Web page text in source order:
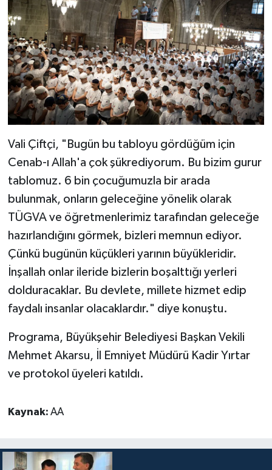
Vali Çiftçi, "Bugün bu tabloyu gördüğüm için
Cenab-ı Allah'a çok şükrediyorum. Bu bizim gurur
tablomuz. 6 bin çocuğumuzla bir arada
bulunmak, onların geleceğine yönelik olarak
TÜGVA ve öğretmenlerimiz tarafından geleceğe
hazırlandığını görmek, bizleri memnun ediyor.
Çünkü bugünün küçükleri yarının büyükleridir.
İnşallah onlar ileride bizlerin boşalttığı yerleri
dolduracaklar. Bu devlete, millete hizmet edip
faydalı insanlar olacaklardır." diye konuştu.
Programa, Büyükşehir Belediyesi Başkan Vekili
Mehmet Akarsu, İl Emniyet Müdürü Kadir Yırtar
ve protokol üyeleri katıldı.
Kaynak: AA
Burdur Müftülüğü
Bursa Müftülüğü
Çanakkale Müftülüğü
Çankırı Müftülüğü
Çorum Müftülüğü
Denizli Müftülüğü
Diyarbakır Müftülüğü
Düzce Müftülüğü
Edirne Müftülüğü
Elazığ Müftülüğü
Erzurum Müftülüğü
Gaziantep Müftülüğü
Giresun Müftülüğü
Ekonomi
Duyurular
Podcast
Bilim, Teknoloji
Biyografiler
İhtida Haberleri
YAŞAM